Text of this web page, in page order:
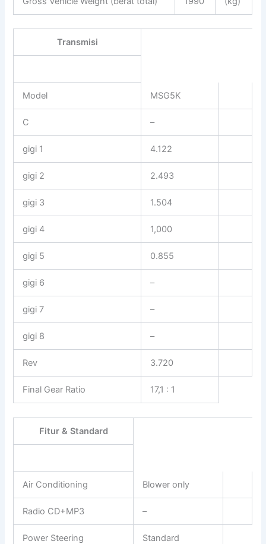
Transmisi
Model MSG5K
C –
gigi 1 4.122
gigi 2 2.493
gigi 3 1.504
gigi 4 1,000
gigi 5 0.855
gigi 6 –
gigi 7 –
gigi 8 –
Rev 3.720
Final Gear Ratio 17,1 : 1
Fitur & Standard
Air Conditioning Blower only
Radio CD+MP3 –
Power Steering Standard